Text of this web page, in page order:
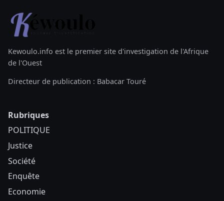
Kewoulo.info est le premier site d'investigation de l'Afrique
de l'Ouest
Directeur de publication : Babacar Touré
Rubriques
POLITIQUE
Justice
Société
Enquête
Economie